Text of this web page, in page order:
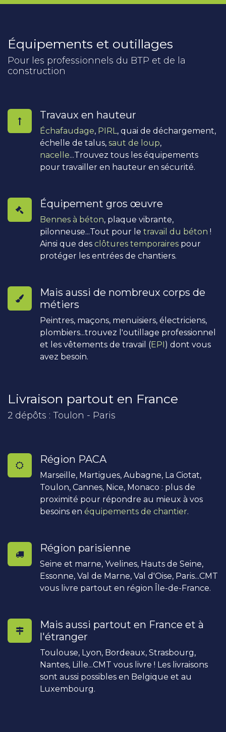
Équipements et outillages
Pour les professionnels du BTP et de la
construction
Travaux en hauteur
Échafaudage, PIRL, quai de déchargement,
échelle de talus, saut de loup,
nacelle...Trouvez tous les équipements
pour travailler en hauteur en sécurité.
Équipement gros œuvre
Bennes à béton, plaque vibrante,
pilonneuse...Tout pour le travail du béton !
Ainsi que des clôtures temporaires pour
protéger les entrées de chantiers.
Mais aussi de nombreux corps de
métiers
Peintres, maçons, menuisiers, électriciens,
plombiers...trouvez l'outillage professionnel
et les vêtements de travail (EPI) dont vous
avez besoin.
Livraison partout en France
2 dépôts : Toulon - Paris
Région PACA
Marseille, Martigues, Aubagne, La Ciotat,
Toulon, Cannes, Nice, Monaco : plus de
proximité pour répondre au mieux à vos
besoins en équipements de chantier.
Région parisienne
Seine et marne, Yvelines, Hauts de Seine,
Essonne, Val de Marne, Val d'Oise, Paris...CMT
vous livre partout en région Île-de-France.
Mais aussi partout en France et à
l'étranger
Toulouse, Lyon, Bordeaux, Strasbourg,
Nantes, Lille...CMT vous livre ! Les livraisons
sont aussi possibles en Belgique et au
Luxembourg.